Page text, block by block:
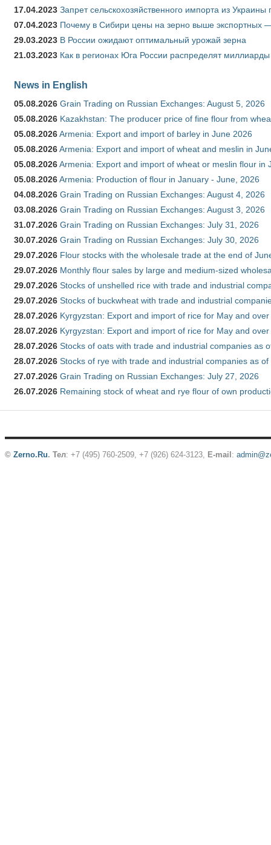
17.04.2023 Запрет сельскохозяйственного импорта из
07.04.2023 Почему в Сибири цены на зерно выше экспортных
29.03.2023 В России ожидают оптимальный урожай зерна
21.03.2023 Как в регионах Юга России распределят
News in English
05.08.2026 Grain Trading on Russian Exchanges: August 5, 2026
05.08.2026 Kazakhstan: The producer price of fine flour from
05.08.2026Armenia: Export and import of barley in June 2026
05.08.2026Armenia: Export and import of wheat and meslin in
05.08.2026Armenia: Export and import of wheat or meslin flour in
05.08.2026Armenia: Production of flour in January - June, 2026
04.08.2026 Grain Trading on Russian Exchanges: August 4, 2026
03.08.2026 Grain Trading on Russian Exchanges: August 3, 2026
31.07.2026 Grain Trading on Russian Exchanges: July 31, 2026
30.07.2026 Grain Trading on Russian Exchanges: July 30, 2026
29.07.2026 Flour stocks with the wholesale trade at the end of
29.07.2026 Monthly flour sales by large and medium-sized
29.07.2026 Stocks of unshelled rice with trade and industrial
29.07.2026 Stocks of buckwheat with trade and industrial
28.07.2026 Kyrgyzstan: Export and import of rice for May and
28.07.2026 Kyrgyzstan: Export and import of rice for May and
28.07.2026 Stocks of oats with trade and industrial companies as
28.07.2026 Stocks of rye with trade and industrial companies as
27.07.2026 Grain Trading on Russian Exchanges: July 27, 2026
26.07.2026 Remaining stock of wheat and rye flour of own
© Zerno.Ru. Тел: +7 (495) 760-2509, +7 (926) 624-3123 E-mail: